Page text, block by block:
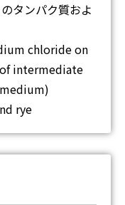
タンパク質およ
chloride on
intermediate
rye